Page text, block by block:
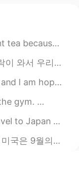
2019.08.14 15:57
게 정말 따뜻함
살지는 않았지
하지 않아도 머
해도 잡히지
맘대로 되면
더라구요 그래
지 않으려구요
마련이에요 ^^
get some more sleep 😪 Sen...
에 늦게 들어갈 예정이어서 난 못 만날 거 같다고 ...
is beautiful and the f...
you my lovely fri...
👌 Online source: 名古屋か...
요 어린이날, 아버이날, 스승의 날, 부부의 날...